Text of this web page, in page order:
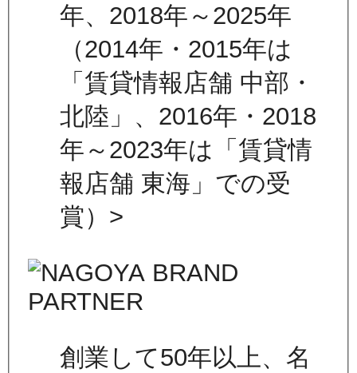
年、2018年～2025年
（2014年・2015年は
「賃貸情報店舗 中部・
北陸」、2016年・2018
年～2023年は「賃貸情
報店舗 東海」での受
賞）>
創業して50年以上、名